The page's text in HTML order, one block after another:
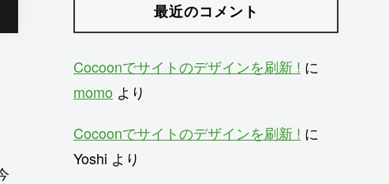
最近のコメント
Cocoonでサイトのデザインを刷新 ! に
momo より
Cocoonでサイトのデザインを刷新 ! に
Yoshi より